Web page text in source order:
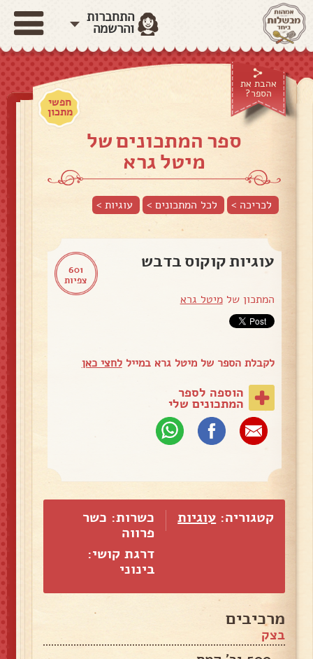
התחברות
והרשמה
אהבת את
הספר?
חפשי
מתכון
ספר המתכונים של
מיטל גרא
לכריכה > לכל המתכונים > עוגיות>
601
צפיות
עוגיות קוקוס בדבש
המתכון שלמיטל גרא
לקבלת הספר של מיטל גרא במייללחצי כאן
הוספה לספר
המתכונים שלי
קטגוריה: עוגיות
כשרות: כשר
פרווה
דרגת קושי:
בינוני
מרכיבים
בצק